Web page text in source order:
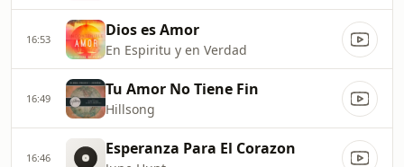
16:53 Dios es Amor
En Espiritu y en Verdad
16:49 Tu Amor No Tiene Fin
Hillsong
16:46 Esperanza Para El Corazon